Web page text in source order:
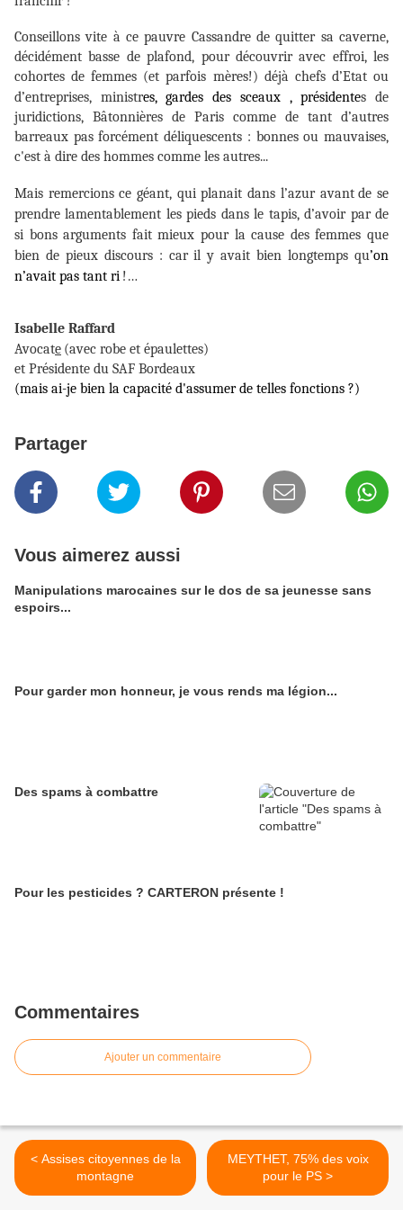
Conseillons vite à ce pauvre Cassandre de quitter sa caverne,
décidément basse de plafond, pour découvrir avec effroi, les
cohortes de femmes (et parfois mères!) déjà chefs d’Etat ou
d’entreprises, ministres, gardes des sceaux , présidentes de
juridictions, Bâtonnières de Paris comme de tant d’autres
barreaux pas forcément déliquescents : bonnes ou mauvaises,
c'est à dire des hommes comme les autres...
Mais remercions ce géant, qui planait dans l’azur avant de se
prendre lamentablement les pieds dans le tapis, d’avoir par de
si bons arguments fait mieux pour la cause des femmes que
bien de pieux discours : car il y avait bien longtemps qu’on
n’avait pas tant ri !…
Isabelle Raffard
Avocate (avec robe et épaulettes)
et Présidente du SAF Bordeaux
(mais ai-je bien la capacité d'assumer de telles fonctions ?)
Partager
Vous aimerez aussi
Manipulations marocaines sur le dos de sa jeunesse sans
espoirs...
Pour garder mon honneur, je vous rends ma légion...
Des spams à combattre
Pour les pesticides ? CARTERON présente !
Commentaires
Ajouter un commentaire
< Assises citoyennes de la
montagne
MEYTHET, 75% des voix
pour le PS >